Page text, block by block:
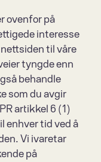
ovenfor på
interesse
til våre
tyngde enn
behandle
som du avgir
artikkel 6 (1)
enhver tid ved å
Vi ivaretar
på